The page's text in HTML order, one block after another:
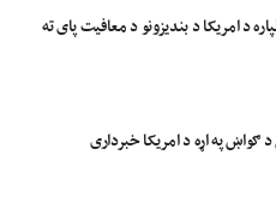
د امریکا د بندیزونو د معافیت پای ته
په اړه د امریکا خبرداری